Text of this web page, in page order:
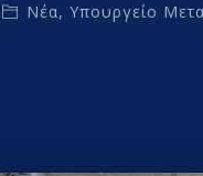
Νέα,Υπουργείο